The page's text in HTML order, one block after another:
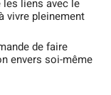
les liens avec le
vivre pleinement
de faire
envers soi-même